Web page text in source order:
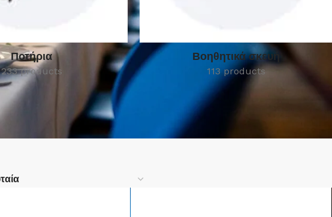
Ποτήρια
233 products
Βοηθητικά σκευή
113 products